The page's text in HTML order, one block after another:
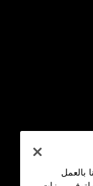
بالعمل